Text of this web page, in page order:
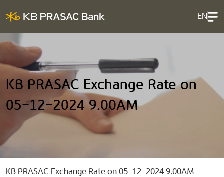
EN
KB PRASAC Exchange Rate on
05-12-2024 9.00AM
KB PRASAC Exchange Rate on 05-12-2024 9.00AM